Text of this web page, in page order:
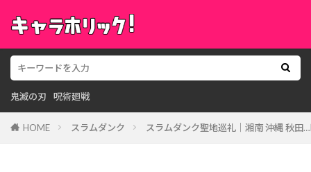
鬼滅の刃 呪術廻戦
HOME スラムダンク スラムダンク聖地巡礼｜湘南 沖縄 秋田